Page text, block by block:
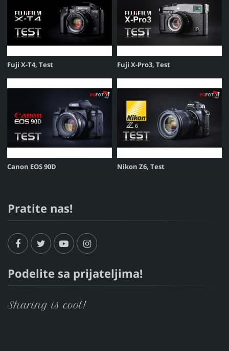
Fuji X-T4, Test Fuji X-Pro3, Test
Canon EOS 90D Nikon Z6, Test
Pratite nas!
Podelite sa prijateljima!
Sharing is cool!